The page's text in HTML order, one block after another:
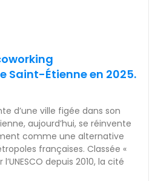
Saint-Étienne en 2025.
d’une ville figée dans son
aujourd’hui, se réinvente
comme une alternative
françaises. Classée «
depuis 2010, la cité